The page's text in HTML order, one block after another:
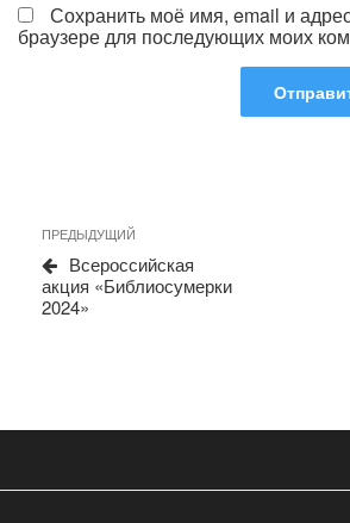
Сохранить моё имя, email и
браузере для последующих моих
Навигация
по
записям
Предыдущая
запись
ПРЕДЫДУЩИЙ
Всероссийская
акция «Библиосумерки
2024»